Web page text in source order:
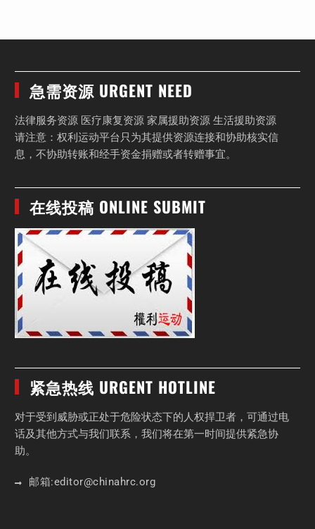
急需资源 URGENT NEED
法律服务资源 医疗康复资源 家属援助资源 生活援助资源
请注意：权利运动平台只为其提供资源连接和协助核实信
息，不协助转账和经手资金捐赠或者转赠事宜。
在线投稿 ONLINE SUBMIT
紧急热线 URGENT HOTLINE
对于受到威胁或正处于危险状态下的人权捍卫者，可通过电
话及其他方式与我们联系，我们将在第一时间提供紧急协
助。
邮箱:editor@chinahrc.org